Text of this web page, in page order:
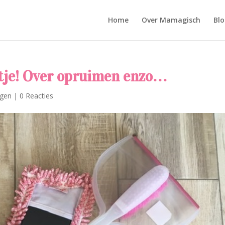
Home Over Mamagisch
Over opruimen enzo…
| 0 Reacties